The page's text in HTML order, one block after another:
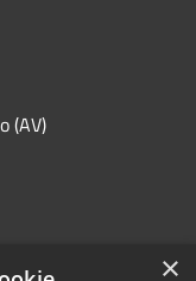
(AV)
×